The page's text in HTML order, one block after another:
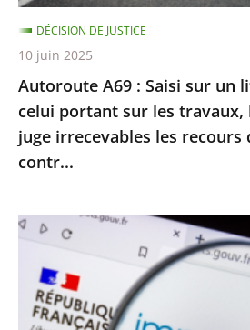
celui
portant
sur
les
travaux,
le
Conseil
juge
irrecevables
recours
d’associations
Autoroute A69 : Saisi sur un
celui portant sur les travaux,
juge irrecevables les recours
contr...
DÉCISION DE JUSTICE
10 juin 2025
Impôt
revenu